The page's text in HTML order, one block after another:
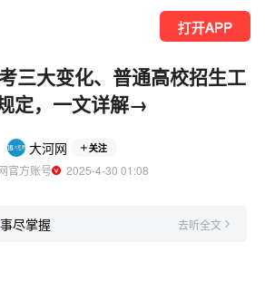
打开APP
三大变化、普通高校招生工
定，一文详解→
大河网 关注
官方账号
  2025-4-30 01:08
尽掌握 去听全文